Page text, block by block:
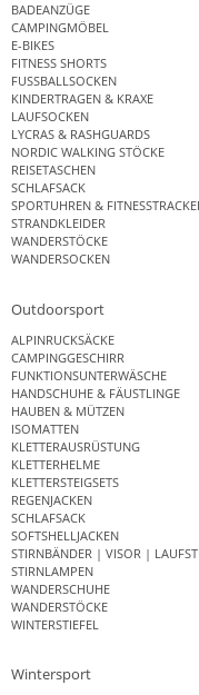
BADEANZÜGE
CAMPINGMÖBEL
E-BIKES
FITNESS SHORTS
FUSSBALLSOCKEN
KINDERTRAGEN & KRAXE
LAUFSOCKEN
LYCRAS & RASHGUARDS
NORDIC WALKING STÖCKE
REISETASCHEN
SCHLAFSACK
SPORTUHREN &
STRANDKLEIDER
WANDERSTÖCKE
WANDERSOCKEN
Outdoorsport
ALPINRUCKSÄCKE
CAMPINGGESCHIRR
FUNKTIONSUNTERWÄSCHE
HANDSCHUHE & FÄUSTLINGE
HAUBEN & MÜTZEN
ISOMATTEN
KLETTERAUSRÜSTUNG
KLETTERHELME
KLETTERSTEIGSETS
REGENJACKEN
SCHLAFSACK
SOFTSHELLJACKEN
STIRNBÄNDER | VISOR |
STIRNLAMPEN
WANDERSCHUHE
WANDERSTÖCKE
WINTERSTIEFEL
Wintersport